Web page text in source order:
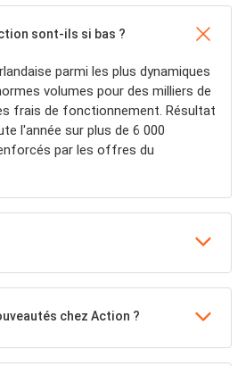
sont-ils si bas ?
parmi les plus dynamiques
volumes pour des milliers de
frais de fonctionnement. Résultat
l'année sur plus de 6 000
par les offres du
chez Action ?